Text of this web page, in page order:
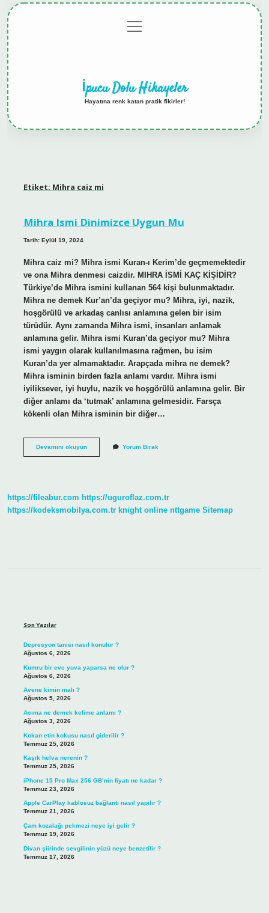
menüyü
aç
İpucu Dolu Hikayeler
Hayatına renk katan pratik fikirler!
Etiket: Mihra caiz mi
Mihra Ismi Dinimizce Uygun Mu
Tarih: Eylül 19, 2024
Mihra caiz mi? Mihra ismi Kuran-ı Kerim’de geçmemektedir
ve ona Mihra denmesi caizdir. MIHRA İSMİ KAÇ KİŞİDİR?
Türkiye’de Mihra ismini kullanan 564 kişi bulunmaktadır.
Mihra ne demek Kur’an’da geçiyor mu? Mihra, iyi, nazik,
hoşgörülü ve arkadaş canlısı anlamına gelen bir isim
türüdür. Aynı zamanda Mihra ismi, insanları anlamak
anlamına gelir. Mihra ismi Kuran’da geçiyor mu? Mihra
ismi yaygın olarak kullanılmasına rağmen, bu isim
Kuran’da yer almamaktadır. Arapçada mihra ne demek?
Mihra isminin birden fazla anlamı vardır. Mihra ismi
iyiliksever, iyi huylu, nazik ve hoşgörülü anlamına gelir. Bir
diğer anlamı da ‘tutmak’ anlamına gelmesidir. Farsça
kökenli olan Mihra isminin bir diğer…
Devamını okuyunMihra
Yorum Bırak
https://fileabur.com https://uguroflaz.com.tr
https://kodeksmobilya.com.tr knight online nttgame Sitemap
Son Yazılar
Depresyon tanısı nasıl konulur ?
Ağustos 6, 2026
Kumru bir eve yuva yaparsa ne olur ?
Ağustos 6, 2026
Avene kimin malı ?
Ağustos 5, 2026
Acıma ne demek kelime anlamı ?
Ağustos 3, 2026
Kokan etin kokusu nasıl giderilir ?
Temmuz 25, 2026
Kaşık helva nerenin ?
Temmuz 25, 2026
iPhone 15 Pro Max 256 GB’nin fiyatı ne kadar ?
Temmuz 23, 2026
Apple CarPlay kablosuz bağlantı nasıl yapılır ?
Temmuz 21, 2026
Çam kozalağı pekmezi neye iyi gelir ?
Temmuz 19, 2026
Divan şiirinde sevgilinin yüzü neye benzetilir ?
Temmuz 17, 2026